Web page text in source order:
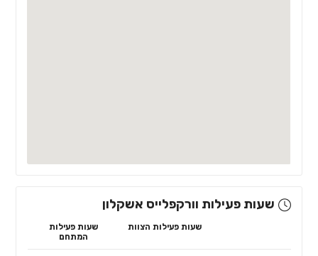
שעות פעילות וורקפלייס אשקלון
שעות פעילות הצוות
שעות פעילות
המתחם